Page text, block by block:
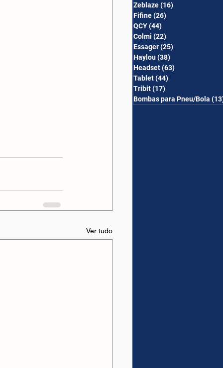
Ver tudo
Zeblaze(16)
Fifine(26)
QCY(44)
Colmi (22)
Essager(25)
Haylou(38)
Headset(63)
Tablet(44)
Tribit(17)
Bombas para Pneu/Bola